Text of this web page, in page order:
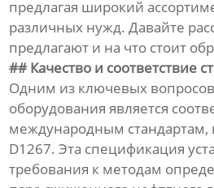
предлагая широкий
различных нужд. Давайте
предлагают и на что стоит
## Качество и соответствие
Одним из ключевых
оборудования является
международным стандартам,
D1267. Эта спецификация
требования к методам